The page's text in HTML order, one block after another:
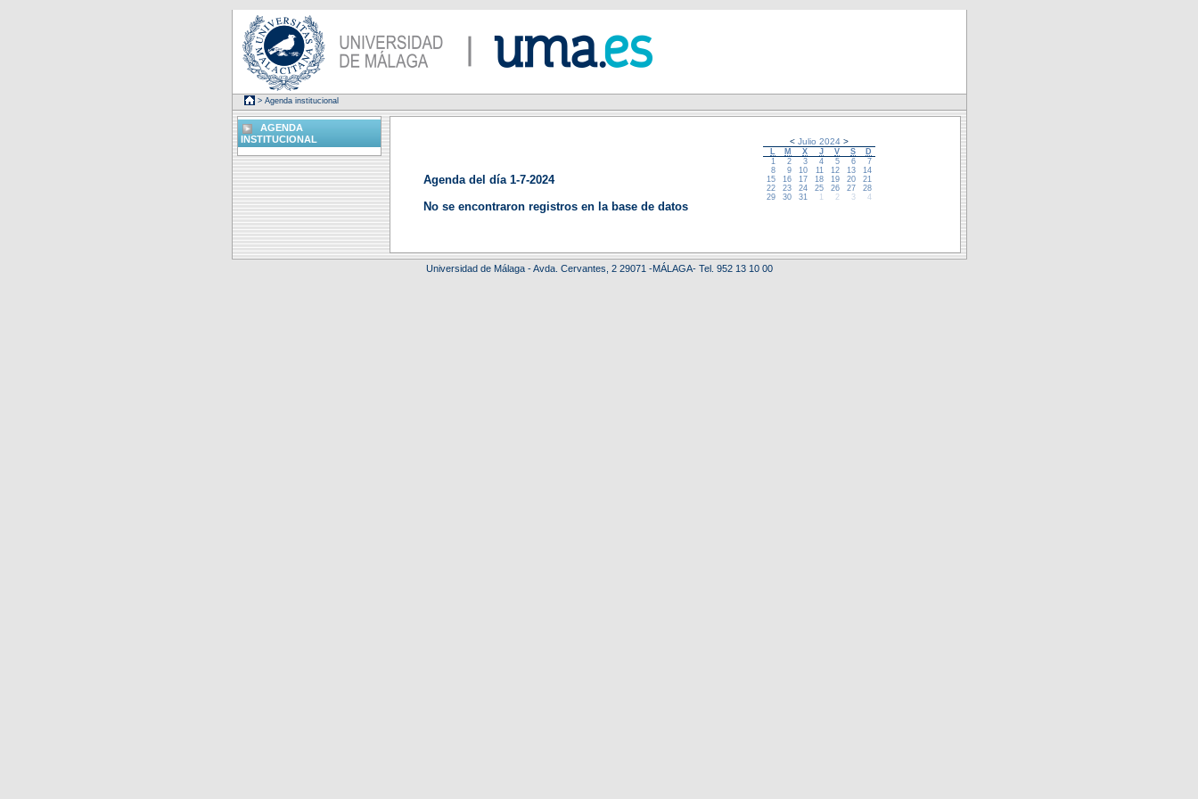
> Agenda institucional
Agenda del día 1-7-2024
No se encontraron registros en la base de datos
<Julio 2024 >
M X J V S
D
1
2 3 4 5 6
7
8
9 10 11 12 13
14
15
16 17 18 19 20
21
22
23 24 25 26 27
28
29
30 31 1 2 3 4
AGENDA
INSTITUCIONAL
Universidad de Málaga - Avda. Cervantes, 2 29071 -MÁLAGA- Tel. 952 13 10 00